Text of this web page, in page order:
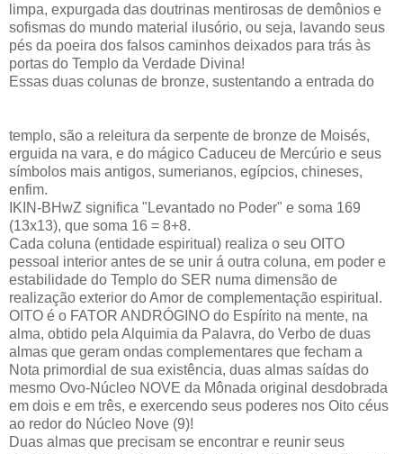
limpa, expurgada das doutrinas mentirosas de demônios e
sofismas do mundo material ilusório, ou seja, lavando seus
pés da poeira dos falsos caminhos deixados para trás às
portas do Templo da Verdade Divina!
Essas duas colunas de bronze, sustentando a entrada do
templo, são a releitura da serpente de bronze de Moisés,
erguida na vara, e do mágico Caduceu de Mercúrio e seus
símbolos mais antigos, sumerianos, egípcios, chineses,
enfim.
IKIN-BHwZ significa "Levantado no Poder" e soma 169
(13x13), que soma 16 = 8+8.
Cada coluna (entidade espiritual) realiza o seu OITO
pessoal interior antes de se unir á outra coluna, em poder e
estabilidade do Templo do SER numa dimensão de
realização exterior do Amor de complementação espiritual.
OITO é o FATOR ANDRÓGINO do Espírito na mente, na
alma, obtido pela Alquimia da Palavra, do Verbo de duas
almas que geram ondas complementares que fecham a
Nota primordial de sua existência, duas almas saídas do
mesmo Ovo-Núcleo NOVE da Mônada original desdobrada
em dois e em três, e exercendo seus poderes nos Oito céus
ao redor do Núcleo Nove (9)!
Duas almas que precisam se encontrar e reunir seus